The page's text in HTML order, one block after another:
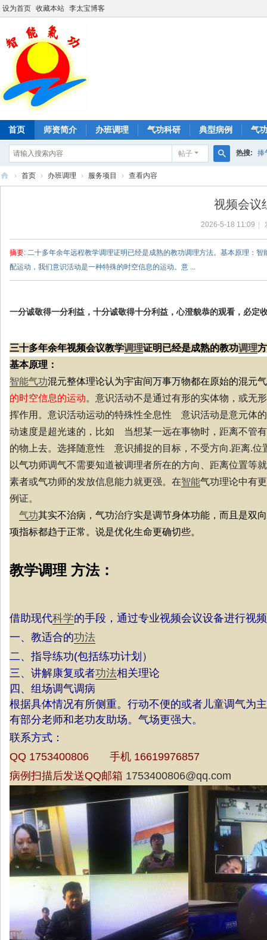
设为首页 收藏本站 李太宝博客
首页 师资简介 办班调理 气功科研 典型病例 气
帖子
索
热搜: 捧
› 首页 › 办班调理 › 服务项目 › 查看内容
视频会议
2026-5-18 11:09
摘要: 二十多年余年远程教学调理证明已经是成熟的教功调理方法。基本原理：
配运动，我们意识活动是一种特殊的时空信息的运动。意 ...
一分诚敬得一分利益，十分诚敬得十分利益，心澄貌恭的观看，必定
三十多年余年视频会议教学调理证明已经是成熟的教功调理
基本原理：
智能气功混元整体理论认为宇宙间万事万物都在原始的混元
的时空信息的运动。意识活动不是通过有形的实体物，或
挥作用。意识活动运动的特殊性全息性 意识活动是意元体
动速度是超光速的，比如 当想某一远在事物时，距离不管
的物上去。选择随意性 意识捕捉的目标，不受方向.距离.位
以气功师调气不需要知道被调理者所在的方向、距离位置等
素者或气功师的发放信息能力就更强。在智能气功理论中有
例证。
气功其实不治病，气功治疗实是调节身体功能，而且是双
项指标都趋于正常。说是优化生命更确切些。
教学调理 方法：
借助现代科学的手段，通过专业视频会议设备进行视
一、教适合的功法
二、指导练功(包括练功计划）
三、讲解康复或者功法相关理论
四、组场调气调病
根据具体情况有所侧重。行动不便的或者儿童调气为
有部分老师和老功友助场。气场更强大。
联系方式：
QQ 1753400806 手机 16619976857
病例扫描后发送QQ邮箱 1753400806@qq.com